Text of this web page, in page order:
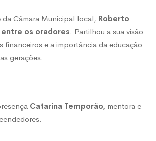
Câmara Municipal local, Roberto
os oradores. Partilhou a sua visão
financeiros e a importância da educação
gerações.
Catarina Temporão, mentora e